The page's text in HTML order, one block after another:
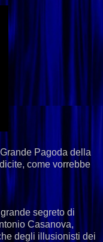
Pagoda della
come vorrebbe
segreto di
Casanova,
degli illusionisti dei